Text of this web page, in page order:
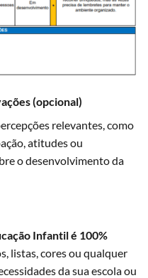
(opcional)
relevantes, como
atitudes ou
o desenvolvimento da
Infantil é 100%
listas, cores ou qualquer
da sua escola ou